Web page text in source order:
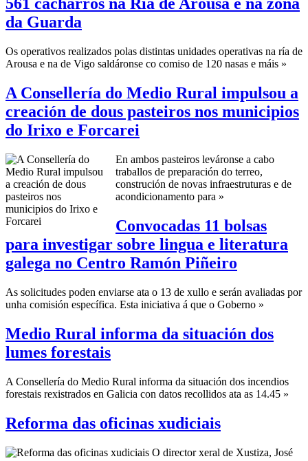
561 cacharros na Ría de Arousa e na zona
da Guarda
Os operativos realizados polas distintas unidades operativas na ría de
Arousa e na de Vigo saldáronse co comiso de 120 nasas e máis »
A Consellería do Medio Rural impulsou a
creación de dous pasteiros nos municipios
do Irixo e Forcarei
En ambos pasteiros leváronse a cabo
traballos de preparación do terreo,
construción de novas infraestruturas e de
acondicionamento para »
Convocadas 11 bolsas
para investigar sobre lingua e literatura
galega no Centro Ramón Piñeiro
As solicitudes poden enviarse ata o 13 de xullo e serán avaliadas por
unha comisión específica. Esta iniciativa á que o Goberno »
Medio Rural informa da situación dos
lumes forestais
A Consellería do Medio Rural informa da situación dos incendios
forestais rexistrados en Galicia con datos recollidos ata as 14.45 »
Reforma das oficinas xudiciais
O director xeral de Xustiza, José